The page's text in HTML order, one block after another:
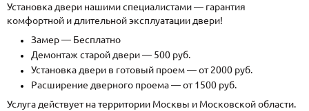
Установка двери нашими специалистами — гарантия
комфортной и длительной эксплуатации двери!
Замер — Бесплатно
Демонтаж старой двери — 500 руб.
Установка двери в готовый проем — от 2000 руб.
Расширение дверного проема — от 1500 руб.
Услуга действует на территории Москвы и Московской области.